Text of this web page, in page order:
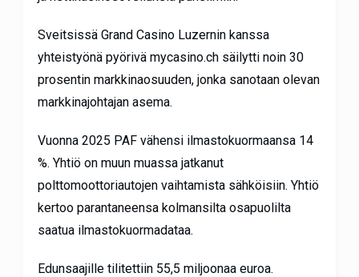
Sveitsissä Grand Casino Luzernin kanssa
yhteistyönä pyörivä mycasino.ch säilytti noin 30
prosentin markkinaosuuden, jonka sanotaan olevan
markkinajohtajan asema.
Vuonna 2025 PAF vähensi ilmastokuormaansa 14
%. Yhtiö on muun muassa jatkanut
polttomoottoriautojen vaihtamista sähköisiin. Yhtiö
kertoo parantaneensa kolmansilta osapuolilta
saatua ilmastokuormadataa.
Edunsaajille tilitettiin 55,5 miljoonaa euroa.